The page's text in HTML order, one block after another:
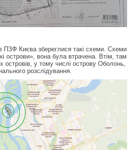
ПЗФ Києва збереглися такі схеми. Схеми
острови», вона була втрачена. Втім, там
островів, у тому числі острову Оболонь,
розслідування.